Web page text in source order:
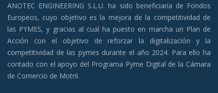
ANOTEC ENGINEERING S.L.U. ha sido beneficiaria de Fondos
Europeos, cuyo objetivo es la mejora de la competitividad de
las PYMES, y gracias al cual ha puesto en marcha un Plan de
Acción con el objetivo de reforzar la digitalización y la
competitividad de las pymes durante el año 2024. Para ello ha
contado con el apoyo del Programa Pyme Digital de la Cámara
de Comercio de Motril.